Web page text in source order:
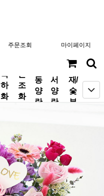
주문조회 마이페이지
축
하
화
근
조
화
동
양
란
서
양
란
분
재/
숯
부